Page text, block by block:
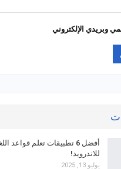
وبريدي الإلكتروني
أفضل 6 تطبيقات تعلم قواعد
للاندرويد!
يوليو 13, 2025